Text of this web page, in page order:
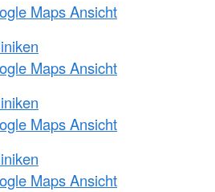
Maps Ansicht
Maps Ansicht
Maps Ansicht
Maps Ansicht